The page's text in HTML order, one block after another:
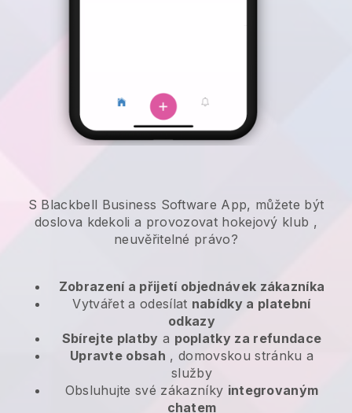
S Blackbell Business Software App, můžete být
doslova kdekoli a provozovat hokejový klub ,
neuvěřitelné právo?
Zobrazení a přijetí objednávek zákazníka
Vytvářet a odesílat nabídky a platební
odkazy
Sbírejte platby a poplatky za refundace
Upravte obsah , domovskou stránku a
služby
Obsluhujte své zákazníky integrovaným
chatem